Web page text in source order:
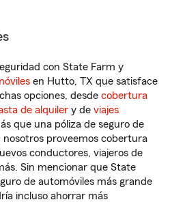
con State Farm y
en Hutto, TX que satisface
opciones, desde cobertura
de alquiler y de viajes
que una póliza de seguro de
nosotros proveemos cobertura
conductores, viajeros de
Sin mencionar que State
de automóviles más grande
incluso ahorrar más